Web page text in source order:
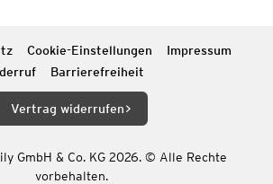
Cookie-Einstellungen
Impressum
Barrierefreiheit
Vertrag widerrufen
GmbH & Co. KG 2026. © Alle Rechte
vorbehalten.